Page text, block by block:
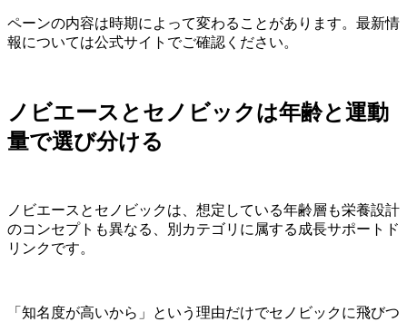
ペーンの内容は時期によって変わることがあります。最新情
報については公式サイトでご確認ください。
ノビエースとセノビックは年齢と運動
量で選び分ける
ノビエースとセノビックは、想定している年齢層も栄養設計
のコンセプトも異なる、別カテゴリに属する成長サポートド
リンクです。
「知名度が高いから」という理由だけでセノビックに飛びつ